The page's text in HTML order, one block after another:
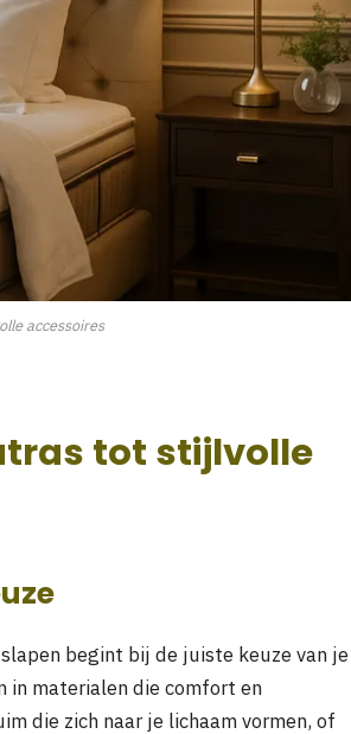
accessoires
tot stijlvolle
begint bij de juiste keuze van je
in materialen die comfort en
die zich naar je lichaam vormen, of